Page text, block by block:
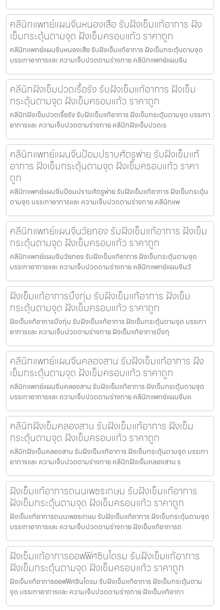
คลีนิกแพทย์แผนจีนหนองเสือ รับฝังเข็มแก้อาการ ฝัง
เข็มกระตุ้นตามจุด ฝังเข็มครอบแก้ว ราคาถูก
คลีนิกแพทย์แผนจีนหนองเสือ รับฝังเข็มแก้อาการ ฝังเข็มกระตุ้นตามจุด
บรรเทาอาการและ ความเจ็บปวดตามร่างกาย คลีนิกแพทย์แผนจีน
คลีนิกฝังเข็มปวดเรื้อรัง รับฝังเข็มแก้อาการ ฝังเข็ม
กระตุ้นตามจุด ฝังเข็มครอบแก้ว ราคาถูก
คลีนิกฝังเข็มปวดเรื้อรัง รับฝังเข็มแก้อาการ ฝังเข็มกระตุ้นตามจุด บรรเทา
อาการและ ความเจ็บปวดตามร่างกาย คลีนิกฝังเข็มปวดเร
คลีนิกแพทย์แผนจีนป้อมปราบศัตรูพ่าย รับฝังเข็มแก้
อาการ ฝังเข็มกระตุ้นตามจุด ฝังเข็มครอบแก้ว ราคา
ถูก
คลีนิกแพทย์แผนจีนป้อมปราบศัตรูพ่าย รับฝังเข็มแก้อาการ ฝังเข็มกระตุ้น
ตามจุด บรรเทาอาการและ ความเจ็บปวดตามร่างกาย คลีนิกแพ
คลีนิกแพทย์แผนจีนวัยทอง รับฝังเข็มแก้อาการ ฝังเข็ม
กระตุ้นตามจุด ฝังเข็มครอบแก้ว ราคาถูก
คลีนิกแพทย์แผนจีนวัยทอง รับฝังเข็มแก้อาการ ฝังเข็มกระตุ้นตามจุด
บรรเทาอาการและ ความเจ็บปวดตามร่างกาย คลีนิกแพทย์แผนจีนวั
ฝังเข็มแก้อาการบึงกุ่ม รับฝังเข็มแก้อาการ ฝังเข็ม
กระตุ้นตามจุด ฝังเข็มครอบแก้ว ราคาถูก
ฝังเข็มแก้อาการบึงกุ่ม รับฝังเข็มแก้อาการ ฝังเข็มกระตุ้นตามจุด บรรเทา
อาการและ ความเจ็บปวดตามร่างกาย ฝังเข็มแก้อาการบึงกุ
คลีนิกแพทย์แผนจีนคลองสาน รับฝังเข็มแก้อาการ ฝัง
เข็มกระตุ้นตามจุด ฝังเข็มครอบแก้ว ราคาถูก
คลีนิกแพทย์แผนจีนคลองสาน รับฝังเข็มแก้อาการ ฝังเข็มกระตุ้นตามจุด
บรรเทาอาการและ ความเจ็บปวดตามร่างกาย คลีนิกแพทย์แผนจีนค
คลีนิกฝังเข็มคลองสาน รับฝังเข็มแก้อาการ ฝังเข็ม
กระตุ้นตามจุด ฝังเข็มครอบแก้ว ราคาถูก
คลีนิกฝังเข็มคลองสาน รับฝังเข็มแก้อาการ ฝังเข็มกระตุ้นตามจุด บรรเทา
อาการและ ความเจ็บปวดตามร่างกาย คลีนิกฝังเข็มคลองสาน ร
ฝังเข็มแก้อาการถนนเพชรเกษม รับฝังเข็มแก้อาการ
ฝังเข็มกระตุ้นตามจุด ฝังเข็มครอบแก้ว ราคาถูก
ฝังเข็มแก้อาการถนนเพชรเกษม รับฝังเข็มแก้อาการ ฝังเข็มกระตุ้นตามจุด
บรรเทาอาการและ ความเจ็บปวดตามร่างกาย ฝังเข็มแก้อาการถ
ฝังเข็มแก้อาการออฟฟิศซินโดรม รับฝังเข็มแก้อาการ
ฝังเข็มกระตุ้นตามจุด ฝังเข็มครอบแก้ว ราคาถูก
ฝังเข็มแก้อาการออฟฟิศซินโดรม รับฝังเข็มแก้อาการ ฝังเข็มกระตุ้นตาม
จุด บรรเทาอาการและ ความเจ็บปวดตามร่างกาย ฝังเข็มแก้อากา